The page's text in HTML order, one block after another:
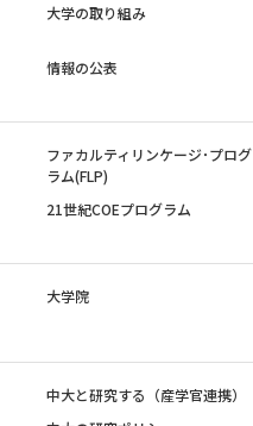
大学の取り組み
情報の公表
ファカルティリンケージ･プログ
ラム(FLP)
21世紀COEプログラム
大学院
中大と研究する（産学官連携）